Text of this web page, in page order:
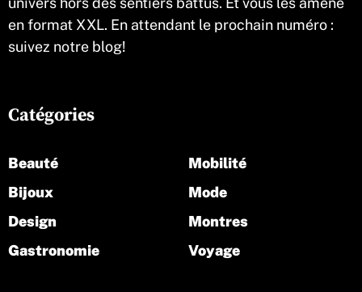
en format XXL. En attendant le prochain numéro :
suivez notre blog!
Catégories
Beauté
Bijoux
Design
Gastronomie
Mobilité
Mode
Montres
Voyage